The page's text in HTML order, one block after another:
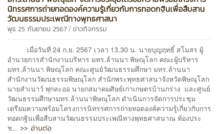
นิทรรศการถ่ายทอดองค์ความรู้เกี่ยวกับการทอดกฐินเพื่อสืบสาน
วัฒนธรรมประเพณีทางพุทธศาสนา
พุธ 25 กันยายน 2567 / ข่าวกิจกรรม
เมื่อวันที่ 24 ก.ย. 2567 เวลา 13.30 น. นายบุญฤทธิ์ สโมสร ผู้
อำนวยการสำนักงานบริหาร มทร.ล้านนา พิษณุโลก คณะผู้บริหาร
มทร.ล้านนา พิษณุโลก คณะศูนย์วัฒนธรรมศึกษา มทร.ล้านนา
สำนักงานวัฒนธรรมพิษณุโลก สำนักพระพุทธศาสนาจังหวัดพิษณุโลก
นายสำเนาว์ พุกละออ นายกสมาคมศิษย์เก่าเกษตรบ้านกร่าง และศูนย์
วัฒนธรรมศึกษามทร.ล้านนาพิษณุโลก ดำเนินการจัดการประชุม
เตรียมความพร้อมโครงการนิทรรศการถ่ายทอดองค์ความรู้เกี่ยวกับการ
ทอดกฐินเพื่อสืบสานวัฒนธรรมประเพณีทางพุทธศาสนาณ ห้องประ
ช... >> อ่านต่อ